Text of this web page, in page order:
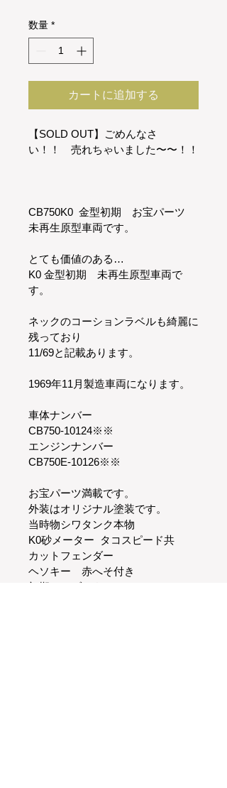
数量 *
カートに追加する
【SOLD OUT】ごめんなさ
い！！　売れちゃいました〜〜！！
CB750K0  金型初期　お宝パーツ
未再生原型車両です。
とても価値のある…
K0 金型初期　未再生原型車両で
す。
ネックのコーションラベルも綺麗に
残っており
11/69と記載あります。
1969年11月製造車両になります。
車体ナンバー
CB750-10124※※
エンジンナンバー
CB750E-10126※※
お宝パーツ満載です。
外装はオリジナル塗装です。
当時物シワタンク本物
K0砂メーター  タコスピード共
カットフェンダー
ヘソキー　赤へそ付き
初期キャブレター